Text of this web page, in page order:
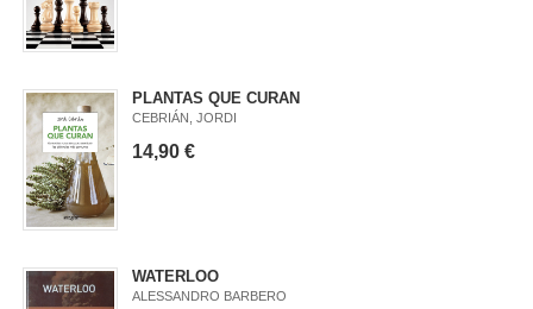
PLANTAS QUE CURAN
CEBRIÁN, JORDI
14,90 €
WATERLOO
ALESSANDRO BARBERO